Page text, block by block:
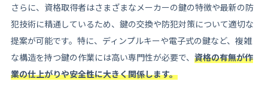
さらに、資格取得者はさまざまなメーカーの鍵の特徴や最新の防
犯技術に精通しているため、鍵の交換や防犯対策について適切な
提案が可能です。特に、ディンプルキーや電子式の鍵など、複雑
な構造を持つ鍵の作業には高い専門性が必要で、 資格の有無が作
業の仕上がりや安全性に大きく関係します。